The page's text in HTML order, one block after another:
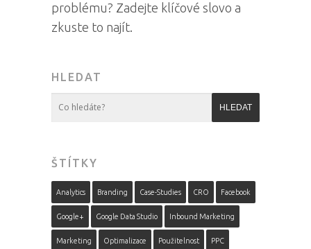
problému? Zadejte klíčové slovo a
zkuste to najít.
HLEDAT
ŠTÍTKY
Analytics Branding Case-Studies CRO Facebook
Google+ Google Data Studio Inbound Marketing
Marketing Optimalizace Použitelnost PPC